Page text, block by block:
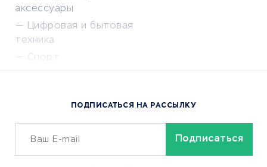
аксессуары
Цифровая и бытовая
техника
Спорт
Сервисы доставки
ОБУЧЕНИЕ И РАБОТА
ПОДПИСАТЬСЯ НА РАССЫЛКУ